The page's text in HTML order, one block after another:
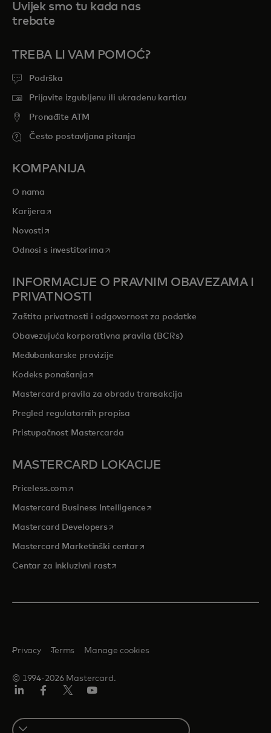
Uvijek smo tu kada nas
trebate
TREBA LI VAM POMOĆ?
Podrška
Prijavite izgubljenu ili ukradenu karticu
Pronađite ATM
Često postavljana pitanja
KOMPANIJA
O nama
Karijeraopens in a new tab
Novosti opens in a new tab
Odnosi s investitorimaopens in a new tab
INFORMACIJE O PRAVNIM OBAVEZAMA I
PRIVATNOSTI
Zaštita privatnosti i odgovornost za podatke
Obavezujuća korporativna pravila (BCRs)
Međubankarske provizije
Kodeks ponašanjaopens in a new tab
Mastercard pravila za obradu transakcija
Pregled regulatornih propisa
Pristupačnost Mastercarda
MASTERCARD LOKACIJE
Priceless.com opens in a new tab
Mastercard Business Intelligenceopens in a new tab
Mastercard Developersopens in a new tab
Mastercard Marketinški centaropens in a new tab
Centar za inkluzivni rastopens in a new tab
© 1994-2026 Mastercard.
Privacy Terms Manage cookies
Select